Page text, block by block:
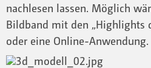
nachlesen lassen. Möglich
Bildband mit den „Highlights
oder eine Online-Anwendung.